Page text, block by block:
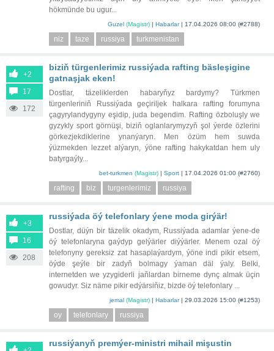
hökmünde bu ugur...
Guzel (Magistr) |Habarlar| 17.04.2026 08:00 (#2788)
niz taze russiya turkmenistan
+2
17
172
biziň türgenlerimiz russiýada rafting bäsleşigine
gatnaşjak eken!
Dostlar, täzeliklerden habaryňyz bardymy? Türkmen
türgenleriniň Russiýada geçiriljek halkara rafting forumyna
çagyrylandygyny eşidip, juda begendim. Rafting özboluşly we
gyzykly sport görnüşi, biziň oglanlarymyzyň şol ýerde özlerini
görkezjekdiklerine ynanýaryn. Men özüm hem suwda
ýüzmekden lezzet alýaryn, ýöne rafting hakykatdan hem uly
batyrgaýly...
bet-turkmen (Magistr) |Sport | 17.04.2026 01:00 (#2760)
rafting biz turgenlerimiz russiya
+3
16
208
russiýada öý telefonlary ýene moda girýär!
Dostlar, düýn bir täzelik okadym, Russiýada adamlar ýene-de
öý telefonlaryna gaýdyp gelýärler diýýärler. Menem ozal öý
telefonyny gereksiz zat hasaplaýardym, ýöne indi pikir etsem,
öýde şeýle bir zadyň bolmagy ýaman däl ýaly. Belki,
internetden we yzygiderli jaňlardan birneme dynç almak üçin
gowudyr. Siz näme pikir edýärsiňiz, bizde öý telefonlary ...
jemal (Magistr) |Habarlar| 29.03.2026 15:00 (#1253)
oy telefonlary russiya
russiýanyň premýer-ministri mihail mişustin